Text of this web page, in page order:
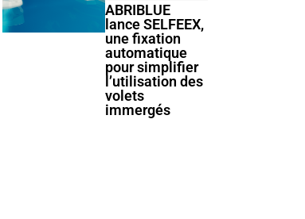
ABRIBLUE
lance SELFEEX,
une fixation
automatique
pour simplifier
l’utilisation des
volets
immergés